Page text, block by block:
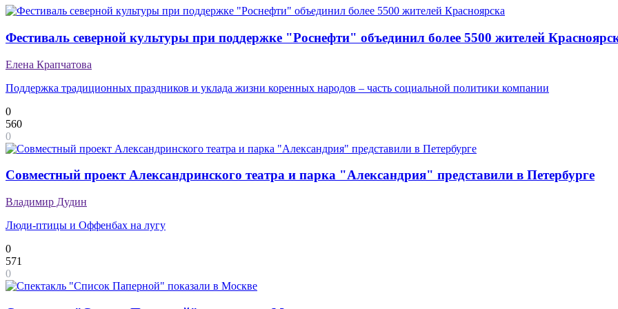
Фестиваль северной культуры при поддержке "Роснефти" объединил более 5500 жителей
Елена Крапчатова
Поддержка традиционных праздников и уклада жизни коренных народов – часть социальной политики компании
0
560
0
Совместный проект Александринского театра и парка "Александрия" представили в Петербурге
Владимир Дудин
Люди-птицы и Оффенбах на лугу
0
571
0